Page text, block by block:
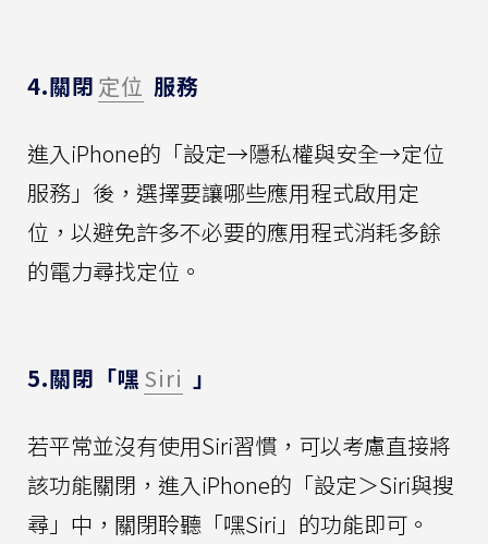
4.關閉 定位 服務
進入iPhone的「設定→隱私權與安全→定位
服務」後，選擇要讓哪些應用程式啟用定
位，以避免許多不必要的應用程式消耗多餘
的電力尋找定位。
5.關閉「嘿 Siri 」
若平常並沒有使用Siri習慣，可以考慮直接將
該功能關閉，進入iPhone的「設定＞Siri與搜
尋」中，關閉聆聽「嘿Siri」的功能即可。